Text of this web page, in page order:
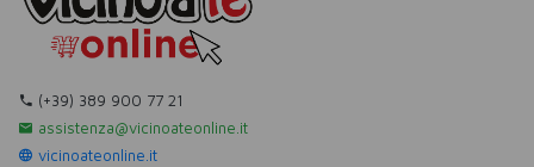
(+39) 389 900 77 21
assistenza@vicinoateonline.it
vicinoateonline.it